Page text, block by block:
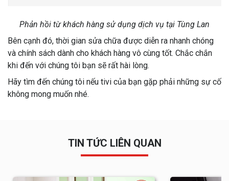
Phản hồi từ khách hàng sử dụng dịch vụ tại Tùng Lan
Bên cạnh đó, thời gian sửa chữa được diễn ra nhanh chóng
và chính sách dành cho khách hàng vô cùng tốt. Chắc chắn
khi đến với chúng tôi bạn sẽ rất hài lòng.
Hãy tìm đến chúng tôi nếu tivi của bạn gặp phải những sự cố
không mong muốn nhé.
TIN TỨC LIÊN QUAN